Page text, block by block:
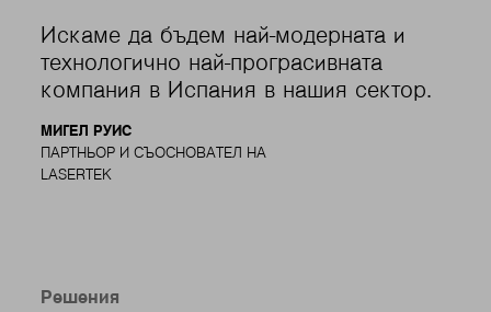
Искаме да бъдем най-модерната и
технологично най-програсивната
компания в Испания в нашия сектор.
МИГЕЛ РУИС
ПАРТНЬОР И СЪОСНОВАТЕЛ НА
LASERTEK
Решения